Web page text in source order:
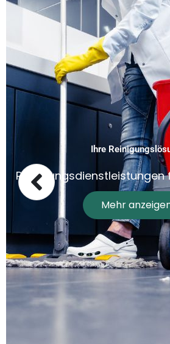
Ihre
Reinigungsdienstleistungen
Mehr